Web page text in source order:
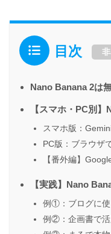
目次
Nano Banana 2は
【スマホ・PC別
スマホ版：
PC版：ブラウザ
【番外編】
【実践】Nano
例①：ブログに使
例②：企画書で活